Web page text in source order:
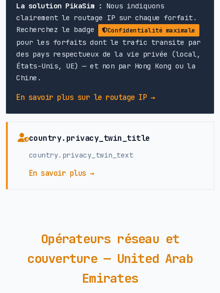
La solution PikaSim : Nous indiquons
clairement le routage IP sur chaque forfait.
Recherchez le badge
Confidentialité maximale
pour les forfaits dont le trafic transite par
des pays respectueux de la vie privée (local,
États-Unis, UE) — et non par Hong Kong ou la
Chine.
En savoir plus sur le routage IP →
country.privacy_twin_title
country.privacy_twin_text
En savoir plus →
Opérateurs réseau et
couverture — United Arab
Emirates